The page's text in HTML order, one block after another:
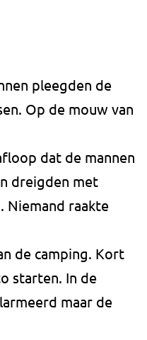
pleegden de
Op de mouw van
dat de mannen
dreigden met
Niemand raakte
de camping. Kort
starten. In de
maar de